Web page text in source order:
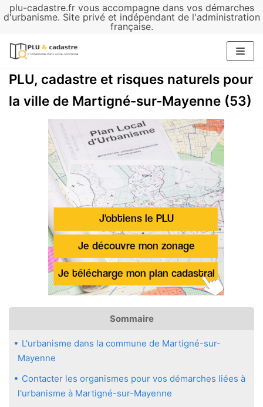
plu-cadastre.fr vous accompagne dans vos démarches
d'urbanisme. Site privé et indépendant de l'administration
française.
Aller
contenu
PLU, cadastre et risques naturels pour
la ville de Martigné-sur-Mayenne (53)
Sommaire
L'urbanisme dans la commune de Martigné-sur-
Mayenne
Contacter les organismes pour vos démarches liées à
l'urbanisme à Martigné-sur-Mayenne